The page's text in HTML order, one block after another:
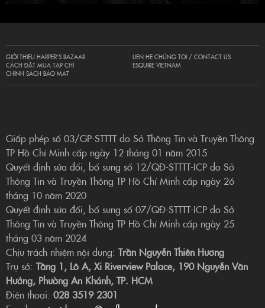
GIỚI THIỆU HARPER’S BAZAAR
CÁCH ĐẶT MUA TẠP CHÍ
CHÍNH SÁCH BẢO MẬT
LIÊN HỆ CHÚNG TÔI / CONTACT US
ESQUIRE VIETNAM
Giấp phép số 03/GP-STTTT do Sở Thông Tin và Truyền Thông
TP Hồ Chí Minh cấp ngày 12 tháng 01 năm 2015
Quyết định sửa đổi, bổ sung số 12/QĐ-STTTT-ICP do Sở
Thông Tin và Truyền Thông TP Hồ Chí Minh cấp ngày 26
tháng 10 năm 2020
Quyết định sửa đổi, bổ sung số 07/QĐ-STTTT-ICP do Sở
Thông Tin và Truyền Thông TP Hồ Chí Minh cấp ngày 25
tháng 03 năm 2024
Chịu trách nhiệm nội dung: Trần Nguyễn Thiên Hương
Trụ sở: Tầng 1, Lô A, Xi Riverview Palace, 190 Nguyễn Văn
Hưởng, Phường An Khánh, TP. HCM
Điện thoại: 028 3519 2301